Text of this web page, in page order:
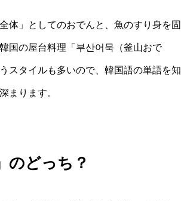
体」としてのおでんと、魚のすり身を固
国の屋台料理「부산어묵（釜山おで
スタイルも多いので、韓国語の単語を知
まります。
のどっち？